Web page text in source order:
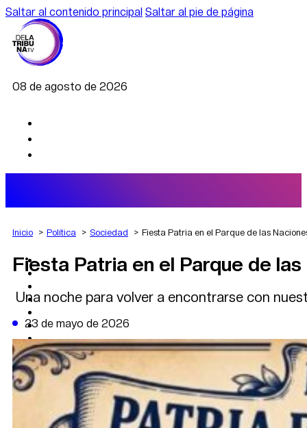
Saltar al contenido principal Saltar al pie de página
08 de agosto de 2026
AGRO
DEPORTES
POLÍTICA
DATA FIRME
DE LA TRIBUNA TV
Inicio Política Sociedad Fiesta Patria en el Parque de las
Fiesta Patria en el Parque de
Una noche para volver a encontrarse con
23 de mayo de 2026